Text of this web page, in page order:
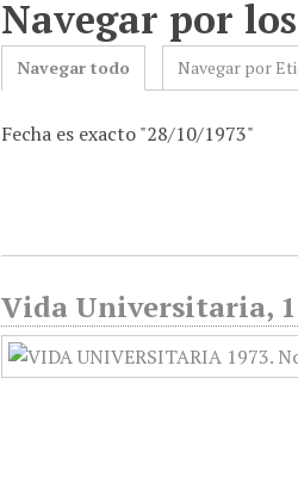
Navegar por
Navegar todo Navegar por
Fecha es exacto "28/10/1973"
Vida Universitaria,